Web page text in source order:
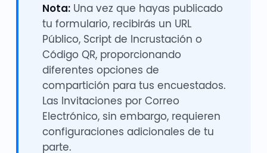
Nota:Una vez que hayas publicado
tu formulario, recibirás un URL
Público, Script de Incrustación o
Código QR, proporcionando
diferentes opciones de
compartición para tus encuestados.
Las Invitaciones por Correo
Electrónico, sin embargo, requieren
configuraciones adicionales de tu
parte.